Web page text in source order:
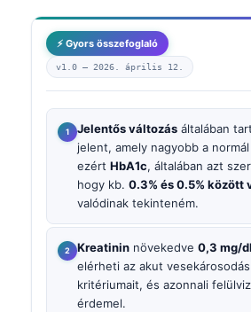
⚡ Gyors összefoglaló
v1.0 — 2026. április 12.
Jelentős változás általában
jelent, amely nagyobb a
ezért HbA1c, általában azt
hogy kb. 0.3% és 0.5% között
valódinak tekinteném.
Kreatinin növekedve 0,3 mg/
elérheti az akut
kritériumait, és azonnali
érdemel.